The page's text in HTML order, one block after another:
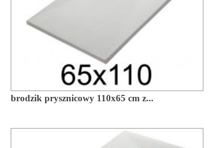
brodzik prysznicowy 110x65 cm z...